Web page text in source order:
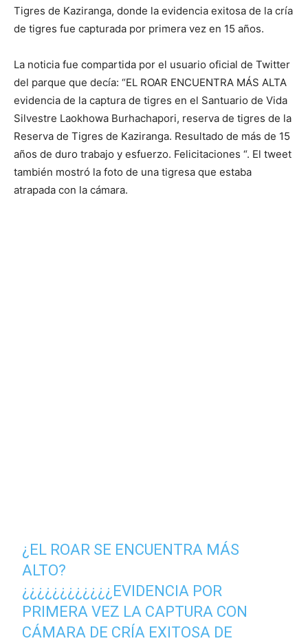
Tigres de Kaziranga, donde la evidencia exitosa de la cría
de tigres fue capturada por primera vez en 15 años.
La noticia fue compartida por el usuario oficial de Twitter
del parque que decía: “EL ROAR ENCUENTRA MÁS ALTA
evidencia de la captura de tigres en el Santuario de Vida
Silvestre Laokhowa Burhachapori, reserva de tigres de la
Reserva de Tigres de Kaziranga. Resultado de más de 15
años de duro trabajo y esfuerzo. Felicitaciones “. El tweet
también mostró la foto de una tigresa que estaba
atrapada con la cámara.
¿EL ROAR SE ENCUENTRA MÁS
ALTO?
¿¿¿¿¿¿¿¿¿¿¿¿EVIDENCIA POR
PRIMERA VEZ LA CAPTURA CON
CÁMARA DE CRÍA EXITOSA DE